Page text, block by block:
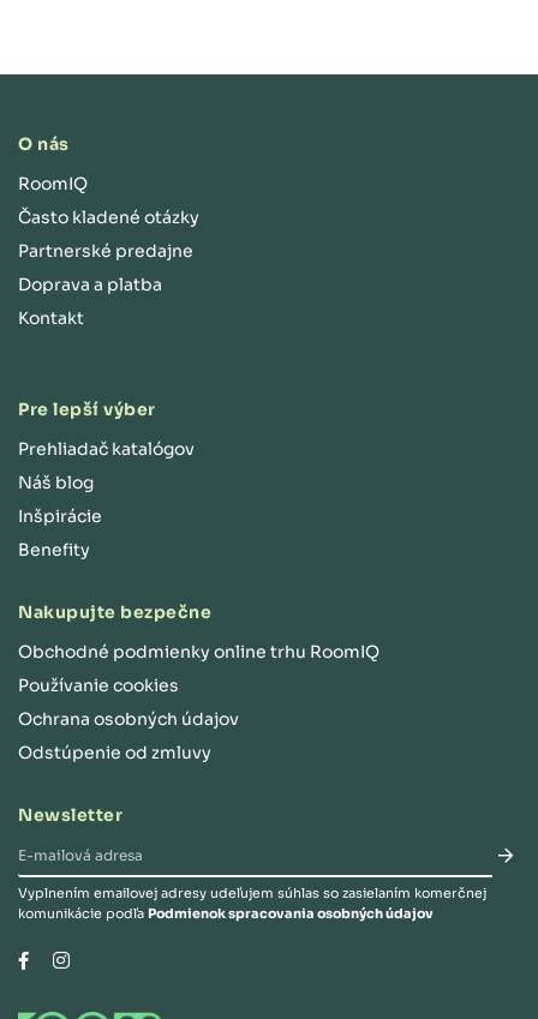
O nás
RoomIQ
Často kladené otázky
Partnerské predajne
Doprava a platba
Kontakt
Pre lepší výber
Prehliadač katalógov
Náš blog
Inšpirácie
Benefity
Nakupujte bezpečne
Obchodné podmienky online trhu RoomIQ
Používanie cookies
Ochrana osobných údajov
Odstúpenie od zmluvy
Newsletter
Vyplnením emailovej adresy udeľujem súhlas so zasielaním komerčnej
komunikácie podľa Podmienok spracovania osobných údajov
FacebookInstagram